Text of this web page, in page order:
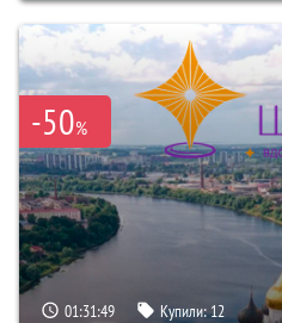
-50%
01:31:48 Купили:12